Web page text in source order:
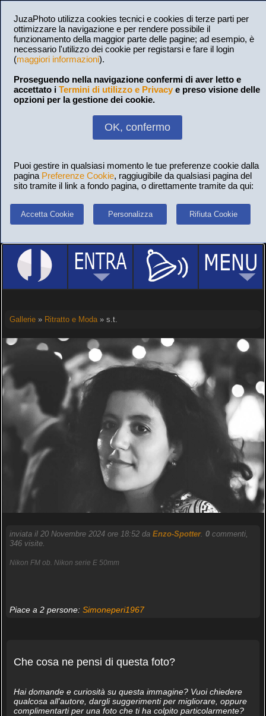
JuzaPhoto utilizza cookies tecnici e cookies di terze parti per
ottimizzare la navigazione e per rendere possibile il
funzionamento della maggior parte delle pagine; ad esempio, è
necessario l'utilizzo dei cookie per registarsi e fare il login
(maggiori informazioni).
Proseguendo nella navigazione confermi di aver letto e
accettato i Termini di utilizzo e Privacy e preso visione delle
opzioni per la gestione dei cookie.
OK, confermo
Puoi gestire in qualsiasi momento le tue preferenze cookie dalla
pagina Preferenze Cookie, raggiugibile da qualsiasi pagina del
sito tramite il link a fondo pagina, o direttamente tramite da qui:
Accetta Cookie Personalizza Rifiuta Cookie
Gallerie» Ritratto e Moda» s.t.
inviata il 20 Novembre 2024 ore 18:52 da Enzo-Spotter. 0commenti,
346 visite.
Nikon FM ob. Nikon serie E 50mm
Piace a 2 persone: Simoneperi1967
Che cosa ne pensi di questa foto?
Hai domande e curiosità su questa immagine? Vuoi chiedere
qualcosa all'autore, dargli suggerimenti per migliorare, oppure
complimentarti per una foto che ti ha colpito particolarmente?